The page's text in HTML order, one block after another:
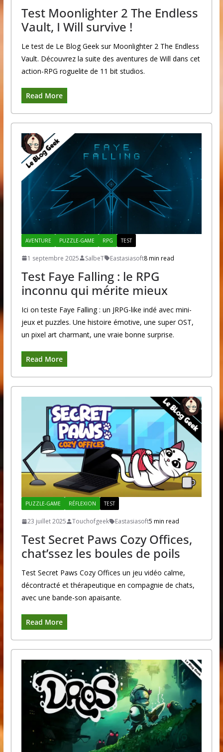
Test Moonlighter 2 The Endless
Vault, I Will survive !
Le test de Le Blog Geek sur Moonlighter 2 The Endless
Vault. Découvrez la suite des aventures de Will dans cet
action-RPG roguelite de 11 bit studios.
Read More
AVENTURE PUZZLE-GAME RPG TEST
1 septembre 2025 SalbeT Eastasiasoft8 min read
Test Faye Falling : le RPG
inconnu qui mérite mieux
Ici on teste Faye Falling : un JRPG-like indé avec mini-
jeux et puzzles. Une histoire émotive, une super OST,
un pixel art charmant, une vraie bonne surprise.
Read More
PUZZLE-GAME RÉFLEXION TEST
23 juillet 2025 Touchofgeek Eastasiasoft5 min read
Test Secret Paws Cozy Offices,
chat’ssez les boules de poils
Test Secret Paws Cozy Offices un jeu vidéo calme,
décontracté et thérapeutique en compagnie de chats,
avec une bande-son apaisante.
Read More